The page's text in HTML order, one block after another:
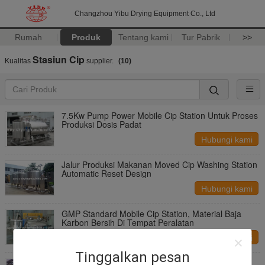
Changzhou Yibu Drying Equipment Co., Ltd
Rumah Produk Tentang kami Tur Pabrik >>
Tinggalkan pesan
Kualitas Stasiun Cip supplier. (10)
7.5Kw Pump Power Mobile Cip Station Untuk Proses
Produksi Dosis Padat
Hubungi kami
Jalur Produksi Makanan Moved Cip Washing Station
Automatic Reset Design
Hubungi kami
GMP Standard Mobile Cip Station, Material Baja
Karbon Bersih Di Tempat Peralatan
Hubungi kami
Remote Operation Movable Clean Di Tempatkan